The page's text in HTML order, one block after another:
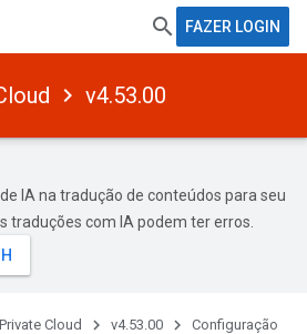
FAZER LOGIN
v4.53.00
IA na tradução de conteúdos para seu
traduções com IA podem ter erros.
Cloud v4.53.00 Configuração